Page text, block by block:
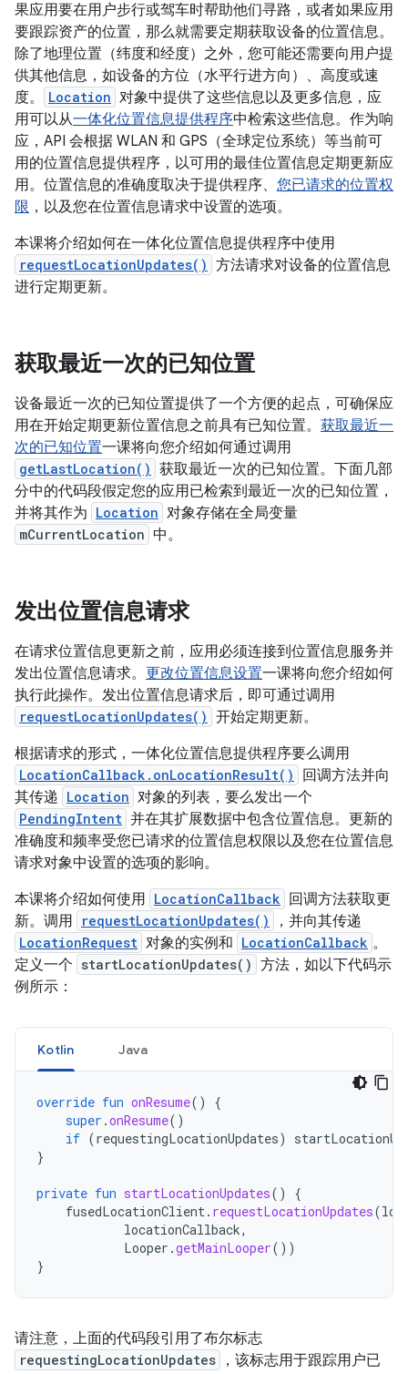
果应用要在用户步行或驾车时帮助他们寻路，或者如果应用
要跟踪资产的位置，那么就需要定期获取设备的位置信息。
除了地理位置（纬度和经度）之外，您可能还需要向用户提
供其他信息，如设备的方位（水平行进方向）、高度或速
度。
Location 对象中提供了这些信息以及更多信息，应
用可以从一体化位置信息提供程序中检索这些信息。作为响
应，API 会根据 WLAN 和 GPS（全球定位系统）等当前可
用的位置信息提供程序，以可用的最佳位置信息定期更新应
用。位置信息的准确度取决于提供程序、 您已请求的位置权
限 ，以及您在位置信息请求中设置的选项。
本课将介绍如何在一体化位置信息提供程序中使用
requestLocationUpdates() 方法请求对设备的位置信息
进行定期更新。
获取最近一次的已知位置
设备最近一次的已知位置提供了一个方便的起点，可确保应
用在开始定期更新位置信息之前具有已知位置。 获取最近一
次的已知位置一课将向您介绍如何通过调用
getLastLocation() 获取最近一次的已知位置。下面几部
分中的代码段假定您的应用已检索到最近一次的已知位置，
并将其作为 Location 对象存储在全局变量
mCurrentLocation 中。
发出位置信息请求
在请求位置信息更新之前，应用必须连接到位置信息服务并
发出位置信息请求。 更改位置信息设置一课将向您介绍如何
执行此操作。发出位置信息请求后，即可通过调用
requestLocationUpdates() 开始定期更新。
根据请求的形式，一体化位置信息提供程序要么调用
LocationCallback.onLocationResult()
回调方法并向
其传递 Location 对象的列表，要么发出一个
PendingIntent 并在其扩展数据中包含位置信息。更新的
准确度和频率受您已请求的位置信息权限以及您在位置信息
请求对象中设置的选项的影响。
本课将介绍如何使用 LocationCallback
回调方法获取更
新。调用
requestLocationUpdates() ，并向其传递
LocationRequest 对象的实例和 LocationCallback 。
定义一个 startLocationUpdates() 方法，如以下代码示
例所示：
Kotlin Java
override fun onResume()
{
super .onResume()
if (requestingLocationUpdates)
}
private fun startLocationUpdates()
{
fusedLocationClient. requestLocationUpdates(
locationCallback,
Looper .getMainLooper())
}
请注意，上面的代码段引用了布尔标志
requestingLocationUpdates
，该标志用于跟踪用户已